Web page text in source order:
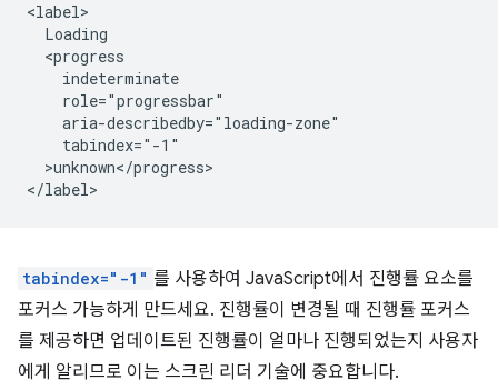
<label>
  Loading
  <progress
    indeterminate
    role="progressbar"
    aria-describedby="loading-zone"
    tabindex="-1"
  >unknown</progress>
tabindex="-1" 를 사용하여 JavaScript에서 진행률 요소를
포커스 가능하게 만드세요. 진행률이 변경될 때 진행률 포커스
를 제공하면 업데이트된 진행률이 얼마나 진행되었는지 사용자
에게 알리므로 이는 스크린 리더 기술에 중요합니다.